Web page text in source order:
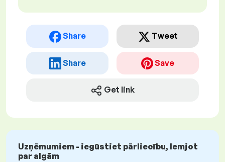
Share Tweet
Share Save
Get link
Uzņēmumiem - iegūstiet pārliecību, lemjot
par algām